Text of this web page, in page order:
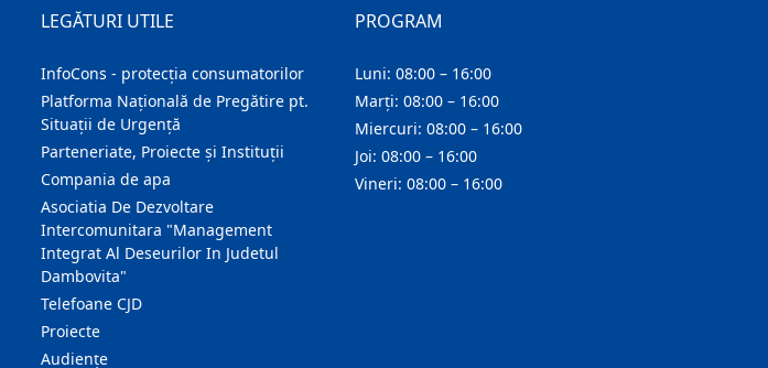
LEGĂTURI UTILE
InfoCons - protecția consumatorilor
Platforma Națională de Pregătire pt.
Situații de Urgență
Parteneriate, Proiecte și Instituții
Compania de apa
Asociatia De Dezvoltare
Intercomunitara "Management
Integrat Al Deseurilor In Judetul
Dambovita"
Telefoane CJD
Proiecte
Audienţe
PROGRAM
Luni: 08:00 – 16:00
Marți: 08:00 – 16:00
Miercuri: 08:00 – 16:00
Joi: 08:00 – 16:00
Vineri: 08:00 – 16:00